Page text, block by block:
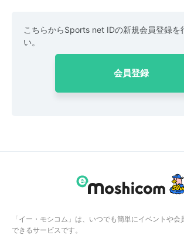
こちらからSports net IDの新規会員登録を
い。
会員登録
「イー・モシコム」は、いつでも簡単にイベントや
できるサービスです。